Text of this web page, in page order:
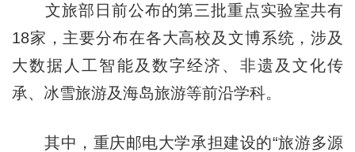
文旅部日前公布的第三批重点实验室共有
18家，主要分布在各大高校及文博系统，涉及
大数据人工智能及数字经济、非遗及文化传
承、冰雪旅游及海岛旅游等前沿学科。
其中，重庆邮电大学承担建设的“旅游多源